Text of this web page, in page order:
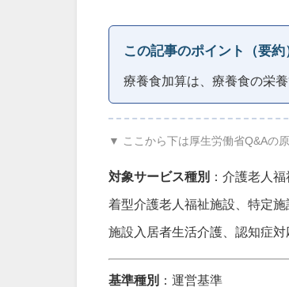
この記事のポイント（要約
療養食加算は、療養食の栄
▼ ここから下は厚生労働省Q&Aの
対象サービス種別 ：介護老人
着型介護老人福祉施設、特定
施設入居者生活介護、認知症
基準種別 ：運営基準